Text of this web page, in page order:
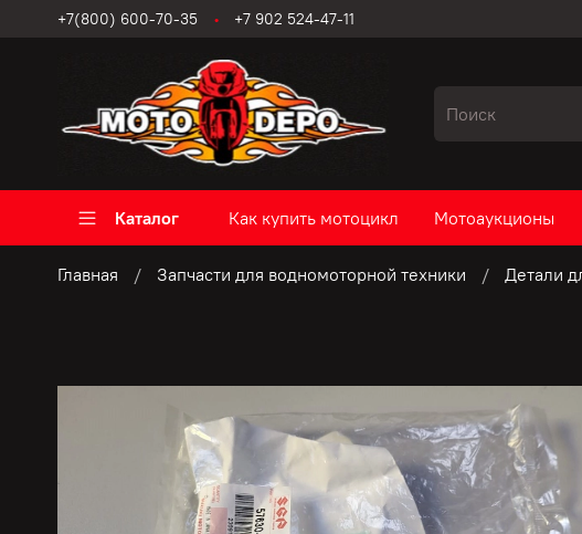
+7(800) 600-70-35 +7 902 524-47-11
Каталог Как купить мотоцикл Мотоаукционы
Главная Запчасти для водномоторной техники Детали